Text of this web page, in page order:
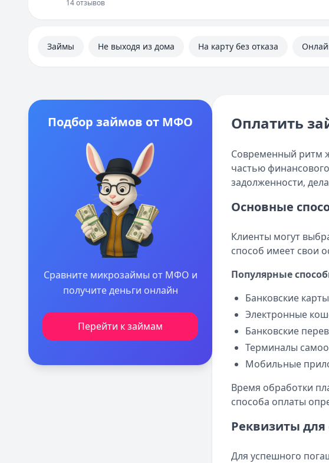
14 отзывов
Займы Не выходя из дома На карту без отказа
Подбор займов от МФО
Сравните микрозаймы от МФО и
получите деньги онлайн
Перейти к займам
Оплатить
Современный ритм
частью
задолженности,
Основные
Клиенты могут
способ имеет свои
Популярные
Банковские
Электронные
Банковские
Терминалы
Мобильные
Время обработки
способа оплаты
Реквизиты
Для успешного